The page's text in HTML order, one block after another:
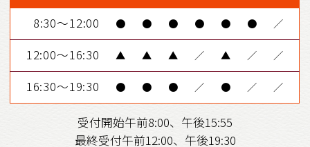
8:30～12:00 ● ● ● ● ● ● ／
12:00～16:30 ▲ ▲ ▲ ／ ▲ ／ ／
16:30～19:30 ● ● ● ／ ● ／ ／
受付開始午前8:00、午後15:55
最終受付午前12:00、午後19:30